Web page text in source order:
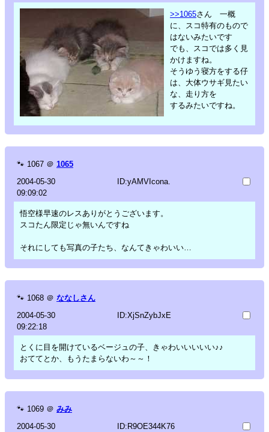
>>1065さん 一概
に、スコ特有のもので
はないみたいです
でも、スコでは多く見
かけますね。
そうゆう寝方をする仔
は、大体ウサギ見たい
な、走り方を
するみたいですね。
🐾 1067 ＠ 1065
2004-05-30
09:09:02
ID:yAMVIcona.
悟空様早速のレスありがとうございます。
スコたん限定じゃ無いんですね
それにしても写真の子たち、なんてきゃわいい…
🐾 1068 ＠ ななしさん
2004-05-30
09:22:18
ID:XjSnZybJxE
とくに目を開けているベージュの子、きゃわいいいいい♪♪
おててとか、もうたまらないわ～～！
🐾 1069 ＠ みみ
2004-05-30
ID:R9OE344K76